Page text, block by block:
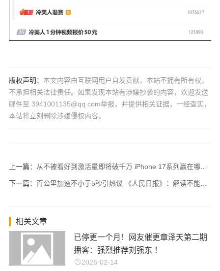
版权声明： 本文内容由互联网用户自发贡献，本站不拥有所有权，
不承担相关法律责任。如果发现本站有涉嫌抄袭的内容，欢迎发送
邮件至 3941001135@qq.com举报，并提供相关证据，一经查实，
本站将立刻删除涉嫌侵权内容。
上一篇： 从不被看好到激活量即将破千万 iPhone 17系列赢在哪儿？
下一篇： 百公里加速不小于5秒引热议 《人民日报》：解读不能变误导 绝非“一刀切”的禁令 ！
相关文章
已停更一个月！网友催更章泽天第二期
播客：强烈推荐刘强东 ！
2026-02-14